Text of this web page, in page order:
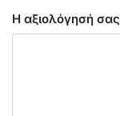
Η αξιολόγησή σας